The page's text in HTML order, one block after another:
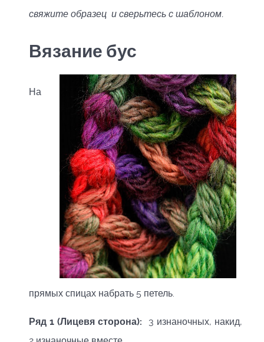
свяжите образец и сверьтесь с шаблоном.
Вязание бус
На
прямых спицах набрать 5 петель.
Ряд 1 (Лицевя сторона):
3 изнаночных, накид,